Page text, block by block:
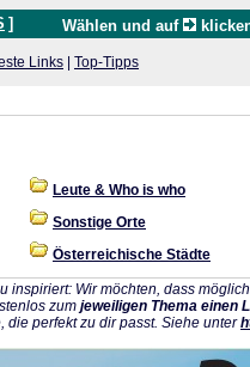
] Wählen und auf
Links Top-Tipps
Leute & Who is who
Sonstige Orte
Österreichische Städte
inspiriert: Wir möchten, dass
zum jeweiligen Thema einen
perfekt zu dir passt. Siehe unter